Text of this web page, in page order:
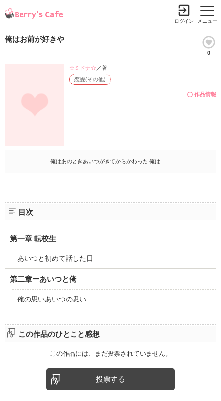
メニュー
ログイン
俺はお前が好きや
0
作品情報
恋愛(その他)
☆ミドナ☆ ／著
俺はあのときあいつがきてからかわった 俺は……
目次
第一章 転校生
あいつと初めて話した日
第二章ーあいつと俺
俺の思いあいつの思い
この作品のひとこと感想
この作品には、まだ投票されていません。
投票する